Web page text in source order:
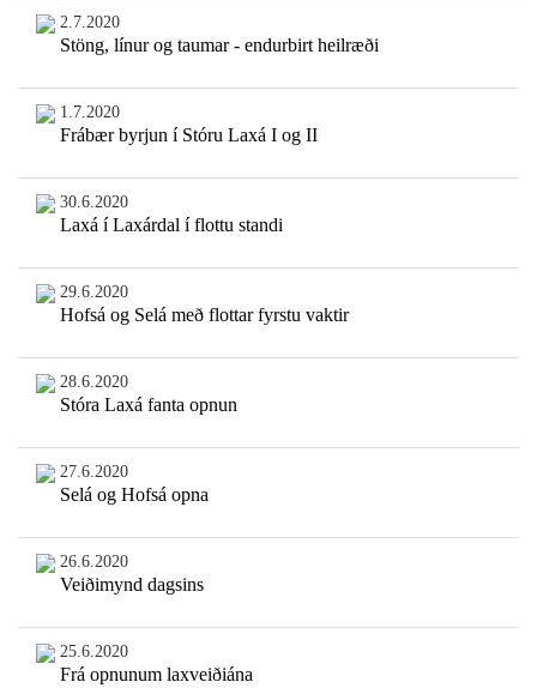
2.7.2020
Stöng, línur og taumar - endurbirt heilræði
1.7.2020
Frábær byrjun í Stóru Laxá I og II
30.6.2020
Laxá í Laxárdal í flottu standi
29.6.2020
Hofsá og Selá með flottar fyrstu vaktir
28.6.2020
Stóra Laxá fanta opnun
27.6.2020
Selá og Hofsá opna
26.6.2020
Veiðimynd dagsins
25.6.2020
Frá opnunum laxveiðiána